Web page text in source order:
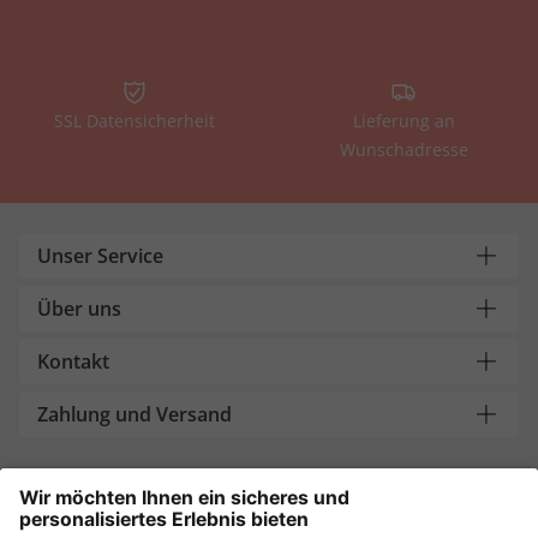
SSL Datensicherheit
Lieferung an
Wunschadresse
Unser Service
Über uns
Kontakt
Zahlung und Versand
Sicher einkaufen mit